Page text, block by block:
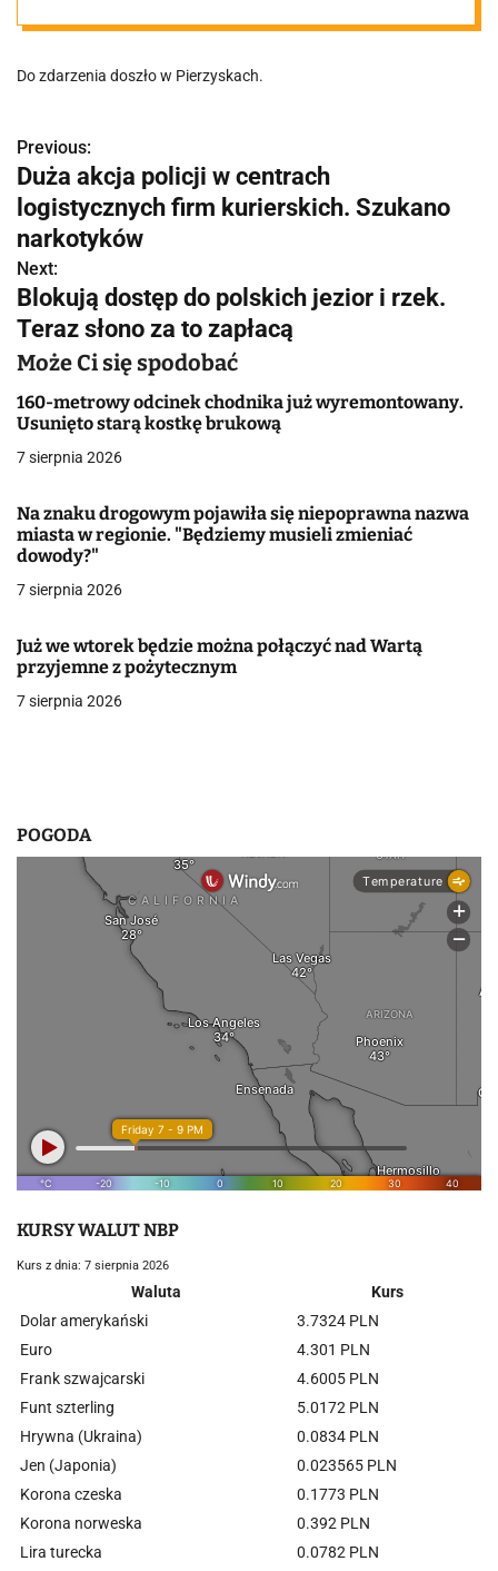
Gniezno.
Zerwana sieć!
Do zdarzenia doszło w Pierzyskach.
N
a
w
i
g
a
c
j
w
p
s
u
Previous:
Duża akcja policji w centrach
logistycznych firm kurierskich. Szukano
narkotyków
Next:
Blokują dostęp do polskich jezior i rzek.
Teraz słono za to zapłacą
Może Ci się spodobać
160-metrowy odcinek chodnika już wyremontowany.
Usunięto starą kostkę brukową
7 sierpnia 2026
Na znaku drogowym pojawiła się niepoprawna nazwa
miasta w regionie. "Będziemy musieli zmieniać
dowody?"
7 sierpnia 2026
Już we wtorek będzie można połączyć nad Wartą
przyjemne z pożytecznym
7 sierpnia 2026
POGODA
KURSY WALUT NBP
Kurs z dnia: 7 sierpnia 2026
Waluta
Kurs
Dolar amerykański
3.7324 PLN
Euro
4.301 PLN
Frank szwajcarski
4.6005 PLN
Funt szterling
5.0172 PLN
Hrywna (Ukraina)
0.0834 PLN
Jen (Japonia)
0.023565 PLN
Korona czeska
0.1773 PLN
Korona norweska
0.392 PLN
Lira turecka
0.0782 PLN